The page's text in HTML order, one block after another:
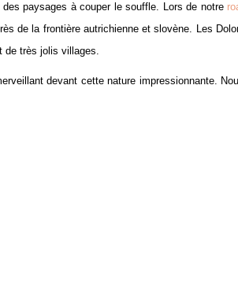
paysages à couper le souffle. Lors de notre
de la frontière autrichienne et slovène. Les
de très jolis villages.
devant cette nature impressionnante.